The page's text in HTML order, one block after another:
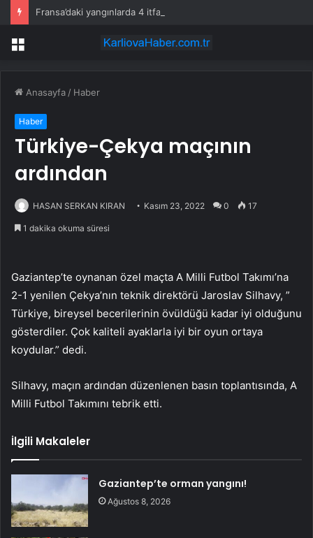
Fransa’daki yangınlarda 4 itfaiye eri hayatını kaybetti
Menü
Anasayfa / Haber
Haber
Türkiye-Çekya maçının
ardından
HASAN SERKAN KIRAN Kasım 23, 2022 0 17
1 dakika okuma süresi
Gaziantep’te oynanan özel maçta A Milli Futbol Takımı’na
2-1 yenilen Çekya’nın teknik direktörü Jaroslav Silhavy, ”
Türkiye, bireysel becerilerinin övüldüğü kadar iyi olduğunu
gösterdiler. Çok kaliteli ayaklarla iyi bir oyun ortaya
koydular.” dedi.
Silhavy, maçın ardından düzenlenen basın toplantısında, A
Milli Futbol Takımını tebrik etti.
İlgili Makaleler
Gaziantep’te orman yangını!
Ağustos 8, 2026